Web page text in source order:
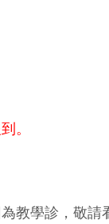
。
教學診，敬請